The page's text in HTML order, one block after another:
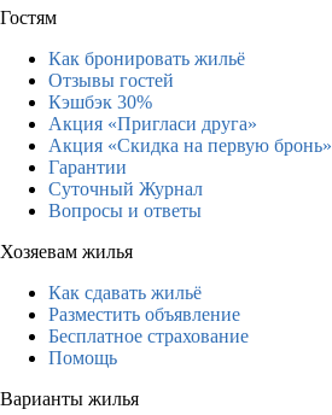
Гостям
Как бронировать жильё
Отзывы гостей
Кэшбэк 30%
Акция «Пригласи друга»
Акция «Скидка на первую бронь»
Гарантии
Суточный Журнал
Вопросы и ответы
Хозяевам жилья
Как сдавать жильё
Разместить объявление
Бесплатное страхование
Помощь
Варианты жилья